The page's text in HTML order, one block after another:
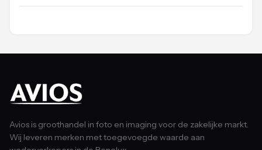
Avios is groothandel in foto en imaging voor de zakelijke markt.
Wij leveren merken met toegevoegde waarde aan